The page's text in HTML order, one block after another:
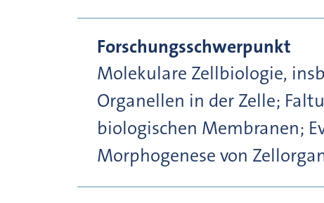
Forschungsschwerpunkt
Molekulare Zellbiologie,
Organellen in der Zelle;
biologischen Membranen;
Morphogenese von